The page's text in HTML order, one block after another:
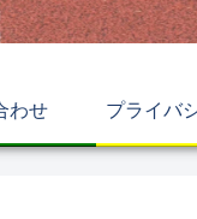
わせ プライバ